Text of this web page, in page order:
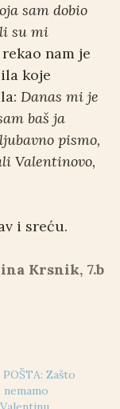
sam dobio
su mi
rekao nam je
koje
Danas mi je
baš ja
pismo,
Valentinovo,
i sreću.
Krsnik, 7.b
Zašto